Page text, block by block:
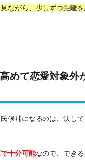
ながら、少しずつ距離を
めて恋愛対象外
候補になるのは、決し
十分可能なので、でき